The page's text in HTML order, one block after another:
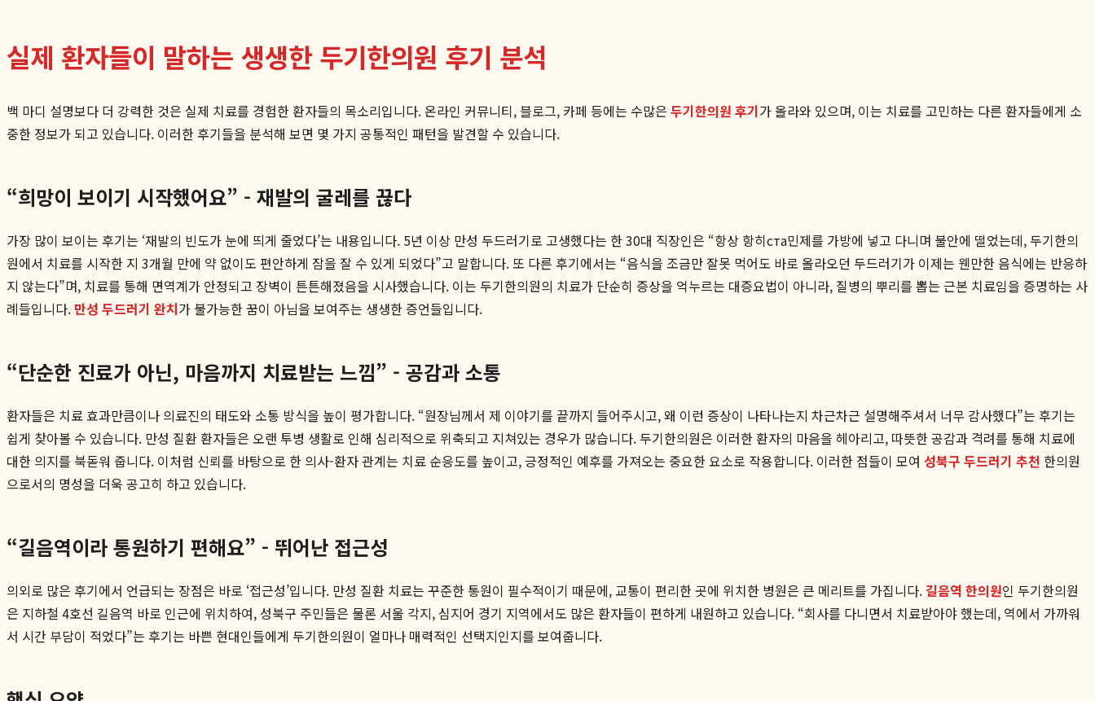
실제 환자들이 말하는 생생한 두기한의원 후기 분석
백 마디 설명보다 더 강력한 것은 실제 치료를 경험한 환자들의 목소리입니다. 온라인 커뮤니티, 블로그, 카페 등에는 수많은 두기한의원 후기가 올라와 있으며, 이는 치료를 고민하는 다른 환자들에게 소
중한 정보가 되고 있습니다. 이러한 후기들을 분석해 보면 몇 가지 공통적인 패턴을 발견할 수 있습니다.
“희망이 보이기 시작했어요” - 재발의 굴레를 끊다
가장 많이 보이는 후기는 ‘재발의 빈도가 눈에 띄게 줄었다’는 내용입니다. 5년 이상 만성 두드러기로 고생했다는 한 30대 직장인은 “항상 항히ста민제를 가방에 넣고 다니며 불안에 떨었는데, 두기한의
원에서 치료를 시작한 지 3개월 만에 약 없이도 편안하게 잠을 잘 수 있게 되었다”고 말합니다. 또 다른 후기에서는 “음식을 조금만 잘못 먹어도 바로 올라오던 두드러기가 이제는 웬만한 음식에는 반응하
지 않는다”며, 치료를 통해 면역계가 안정되고 장벽이 튼튼해졌음을 시사했습니다. 이는 두기한의원의 치료가 단순히 증상을 억누르는 대증요법이 아니라, 질병의 뿌리를 뽑는 근본 치료임을 증명하는 사
례들입니다. 만성 두드러기 완치가 불가능한 꿈이 아님을 보여주는 생생한 증언들입니다.
“단순한 진료가 아닌, 마음까지 치료받는 느낌” - 공감과 소통
환자들은 치료 효과만큼이나 의료진의 태도와 소통 방식을 높이 평가합니다. “원장님께서 제 이야기를 끝까지 들어주시고, 왜 이런 증상이 나타나는지 차근차근 설명해주셔서 너무 감사했다”는 후기는
쉽게 찾아볼 수 있습니다. 만성 질환 환자들은 오랜 투병 생활로 인해 심리적으로 위축되고 지쳐있는 경우가 많습니다. 두기한의원은 이러한 환자의 마음을 헤아리고, 따뜻한 공감과 격려를 통해 치료에
대한 의지를 북돋워 줍니다. 이처럼 신뢰를 바탕으로 한 의사-환자 관계는 치료 순응도를 높이고, 긍정적인 예후를 가져오는 중요한 요소로 작용합니다. 이러한 점들이 모여 성북구 두드러기 추천 한의원
으로서의 명성을 더욱 공고히 하고 있습니다.
“길음역이라 통원하기 편해요” - 뛰어난 접근성
의외로 많은 후기에서 언급되는 장점은 바로 ‘접근성’입니다. 만성 질환 치료는 꾸준한 통원이 필수적이기 때문에, 교통이 편리한 곳에 위치한 병원은 큰 메리트를 가집니다. 길음역 한의원인 두기한의원
은 지하철 4호선 길음역 바로 인근에 위치하여, 성북구 주민들은 물론 서울 각지, 심지어 경기 지역에서도 많은 환자들이 편하게 내원하고 있습니다. “회사를 다니면서 치료받아야 했는데, 역에서 가까워
서 시간 부담이 적었다”는 후기는 바쁜 현대인들에게 두기한의원이 얼마나 매력적인 선택지인지를 보여줍니다.